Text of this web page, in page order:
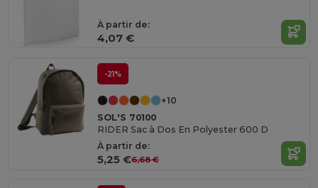
À partir de:
4,07 €
-21%
+10
SOL'S 70100
RIDER Sac à Dos En Polyester 600 D
À partir de:
5,25 €6,68 €